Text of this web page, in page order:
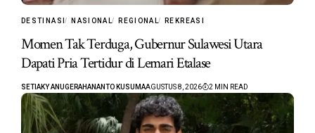
DESTINASI NASIONAL REGIONAL REKREASI
Momen Tak Terduga, Gubernur Sulawesi Utara
Dapati Pria Tertidur di Lemari Etalase
SETIAKY ANUGERAHANANTO KUSUMAAGUSTUS 8, 2026 2 MIN READ